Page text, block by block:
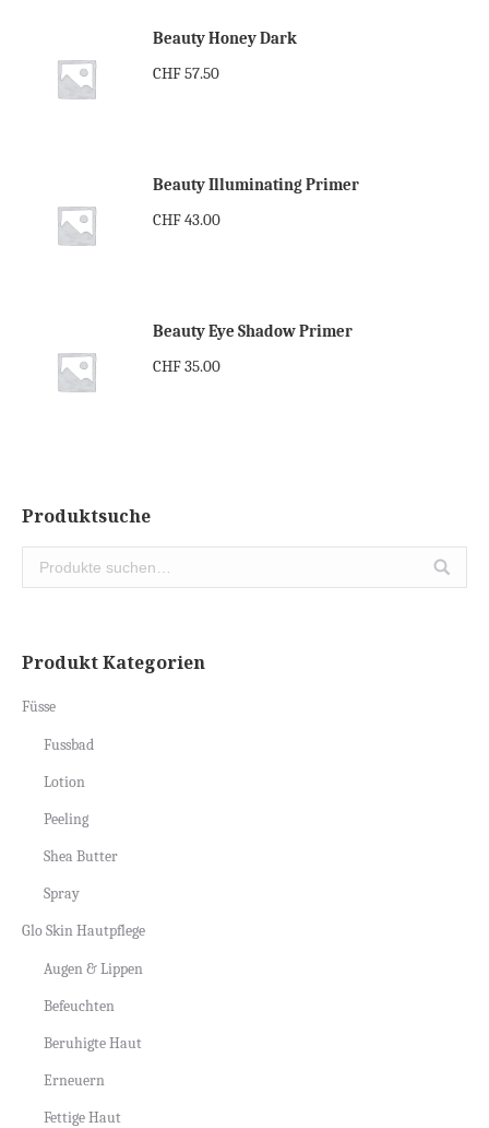
Beauty Honey Dark
CHF57.50
Beauty Illuminating Primer
CHF43.00
Beauty Eye Shadow Primer
CHF35.00
Produktsuche
Produkt Kategorien
Füsse
Fussbad
Lotion
Peeling
Shea Butter
Spray
Glo Skin Hautpflege
Augen & Lippen
Befeuchten
Beruhigte Haut
Erneuern
Fettige Haut